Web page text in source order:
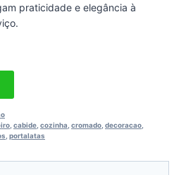
praticidade e elegância à
cabide cozinha cromado decoracao
portalatas